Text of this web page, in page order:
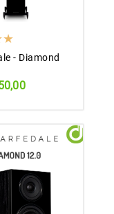
- Diamond